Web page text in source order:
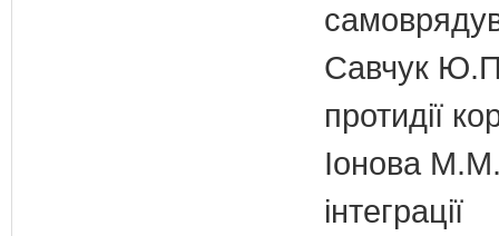
Савчук Ю.П.
протидії
Іонова М.М.
інтеграції